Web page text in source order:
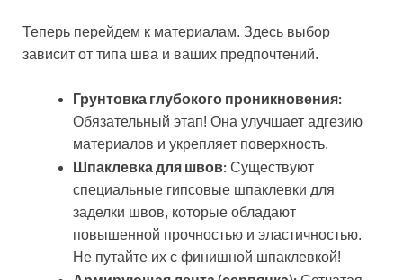
Теперь перейдем к материалам. Здесь выбор
зависит от типа шва и ваших предпочтений.
Грунтовка глубокого проникновения:
Обязательный этап! Она улучшает адгезию
материалов и укрепляет поверхность.
Шпаклевка для швов: Существуют
специальные гипсовые шпаклевки для
заделки швов, которые обладают
повышенной прочностью и эластичностью.
Не путайте их с финишной шпаклевкой!